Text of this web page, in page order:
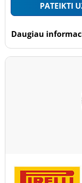
PATEIKTI
Daugiau